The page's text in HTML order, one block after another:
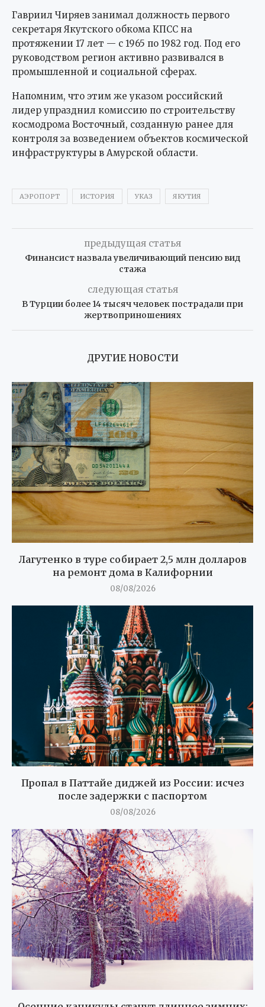
Гавриил Чиряев занимал должность первого
секретаря Якутского обкома КПСС на
протяжении 17 лет — с 1965 по 1982 год. Под его
руководством регион активно развивался в
промышленной и социальной сферах.
Напомним, что этим же указом российский
лидер упразднил комиссию по строительству
космодрома Восточный, созданную ранее для
контроля за возведением объектов космической
инфраструктуры в Амурской области.
АЭРОПОРТ ИСТОРИЯ УКАЗ ЯКУТИЯ
предыдущая статья
Финансист назвала увеличивающий пенсию вид
стажа
следующая статья
В Турции более 14 тысяч человек пострадали при
жертвоприношениях
ДРУГИЕ НОВОСТИ
Лагутенко в туре собирает 2,5 млн долларов
на ремонт дома в Калифорнии
08/08/2026
Пропал в Паттайе диджей из России: исчез
после задержки с паспортом
08/08/2026